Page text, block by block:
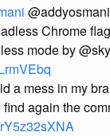
Chrome
mode by
a mess in my
again the